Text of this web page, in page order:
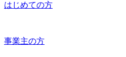
はじめての方
事業主の方